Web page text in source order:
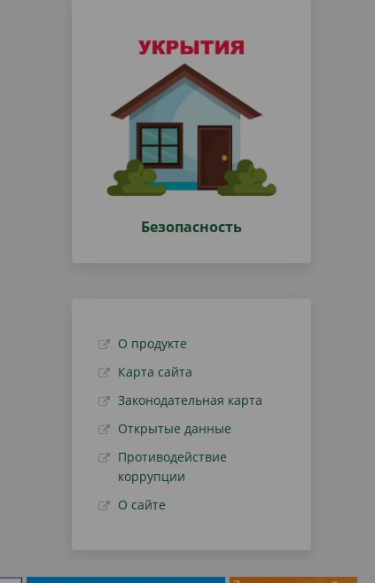
Безопасность
О продукте
Карта сайта
Законодательная карта
Открытые данные
Противодействие
коррупции
О сайте